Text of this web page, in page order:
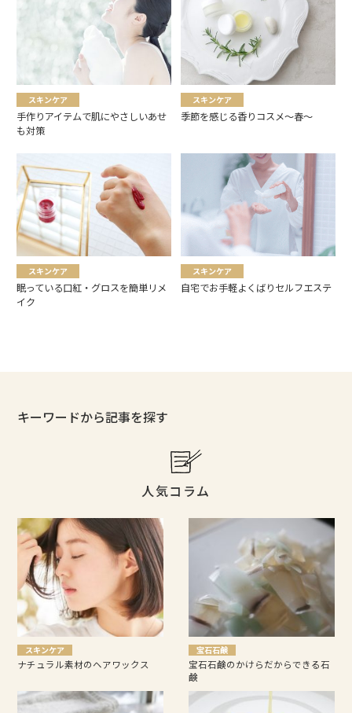
スキンケア
手作りアイテムで肌にやさしいあせ
も対策
スキンケア
季節を感じる香りコスメ～春～
スキンケア
眠っている口紅・グロスを簡単リメ
イク
スキンケア
自宅でお手軽よくばりセルフエステ
キーワードから記事を探す
人気コラム
スキンケア
ナチュラル素材のヘアワックス
宝石石鹸
宝石石鹸のかけらだからできる石
鹸